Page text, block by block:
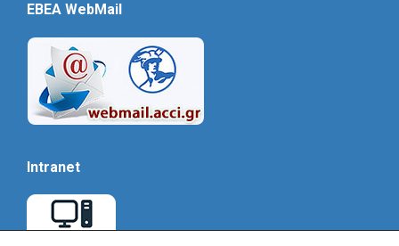
EBEA WebMail
Intranet